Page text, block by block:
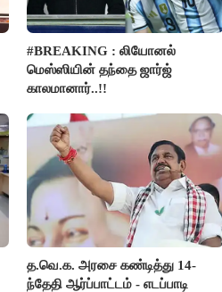
#BREAKING : லியோனல்
மெஸ்ஸியின் தந்தை ஜார்ஜ்
காலமானார்..!!
த.வெ.க. அரசை கண்டித்து 14-
ந்தேதி ஆர்ப்பாட்டம் - எடப்பாடி